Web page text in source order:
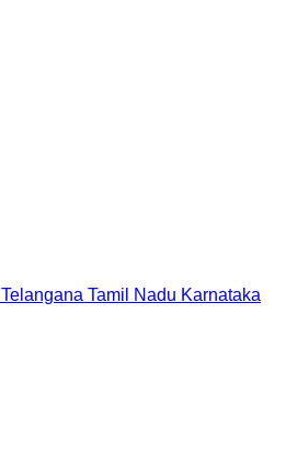
Telangana Tamil Nadu Karnataka